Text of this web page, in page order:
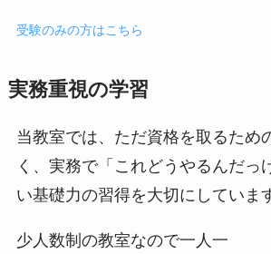
受験のみの方はこちら
実務重視の学習
当教室では、ただ資格を取るため
く、実務で「これどうやるんだっ
い基礎力の習得を大切にしていま
少人数制の教室なので一人一